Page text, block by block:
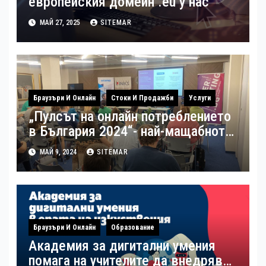
МАЙ 27, 2025 SITEMAR
Браузъри И Онлайн Стоки И Продажби Услуги
„Пулсът на онлайн потреблението
в България 2024“- най-мащабното
потребителско проучване на
пазара на електронна търговия в
България беше представено
наскоро
МАЙ 9, 2024 SITEMAR
Браузъри И Онлайн Образование
Академия за дигитални умения
помага на учителите да внедряват